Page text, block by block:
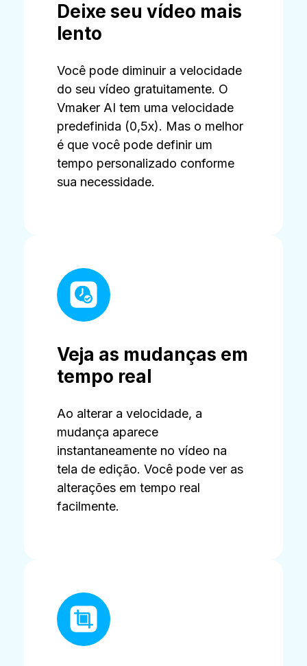
Deixe seu vídeo mais
lento
Você pode diminuir a velocidade
do seu vídeo gratuitamente. O
Vmaker AI tem uma velocidade
predefinida (0,5x). Mas o melhor
é que você pode definir um
tempo personalizado conforme
sua necessidade.
Veja as mudanças em
tempo real
Ao alterar a velocidade, a
mudança aparece
instantaneamente no vídeo na
tela de edição. Você pode ver as
alterações em tempo real
facilmente.